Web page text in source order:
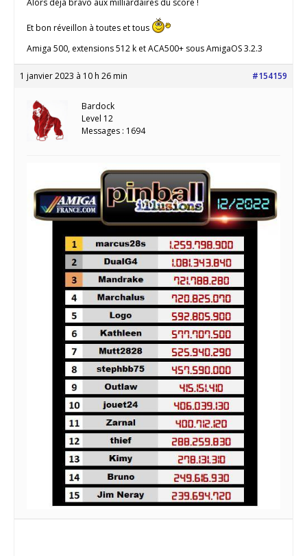
Alors déjà bravo aux milliardaires du score !
Et bon réveillon à toutes et tous
Amiga 500, extensions 512 k et ACA500+ sous AmigaOS 3.2.3
1 janvier 2023 à 10 h 26 min #154159
Bardock
Level 12
Messages : 1694